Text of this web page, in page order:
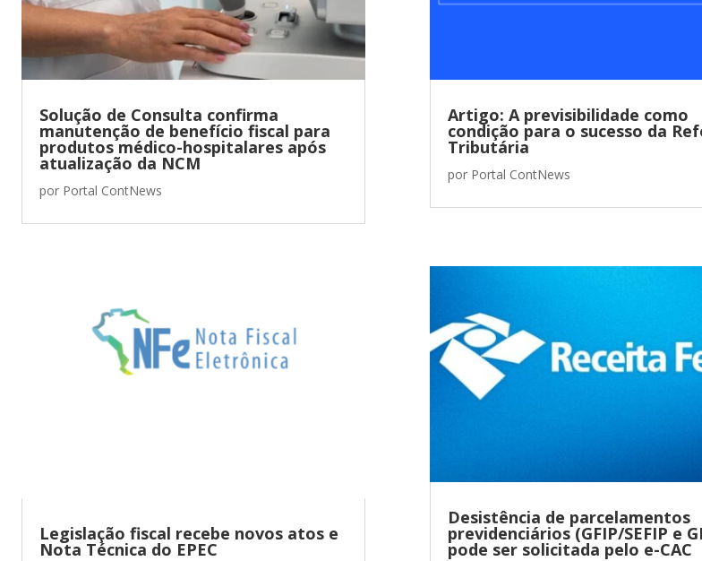
Solução de Consulta confirma
manutenção de benefício fiscal para
produtos médico-hospitalares após
atualização da NCM
por Portal ContNews
Legislação fiscal recebe novos atos e
Nota Técnica do EPEC
Artigo: A previsibilidade como
condição para o sucesso da
Tributária
por Portal ContNews
Desistência de parcelamentos
previdenciários (GFIP/SEFIP e
pode ser solicitada pelo e-CAC